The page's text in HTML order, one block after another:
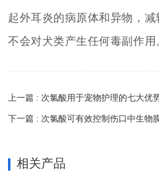
起外耳炎的病原体和异物，减
不会对犬类产生任何毒副作用
下一篇 : 次氯酸可有效控制伤口中生物
相关产品